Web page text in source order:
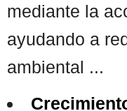
mediante la
ayudando a
ambiental ...